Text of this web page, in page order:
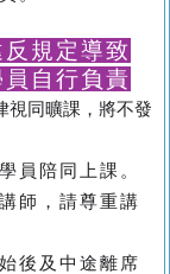
規定導致
自行負責
視同曠課，將不發
員陪同上課。
師，請尊重講
後及中途離席